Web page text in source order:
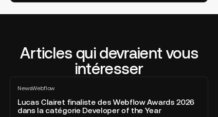
Articles qui devraient vous
intéresser
NewsWebflow
Tout
voir
Lucas Clairet finaliste des Webflow Awards 2026
dans la catégorie Developer of the Year
Lucas
Clairet
finaliste
des